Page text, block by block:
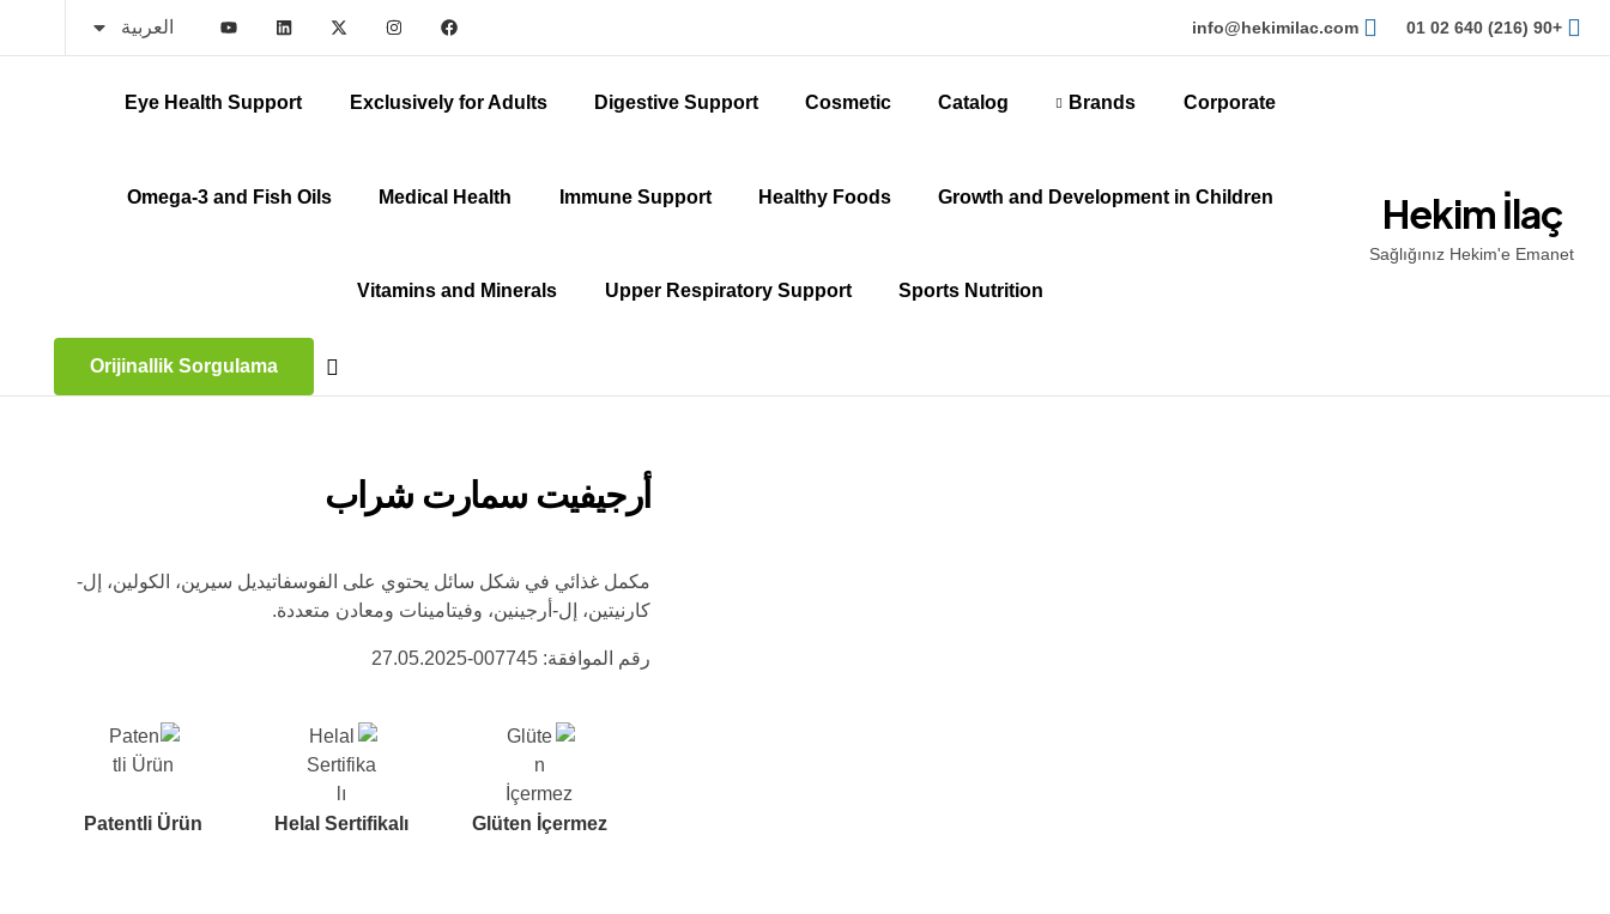
+90 (216) 640 02 01
info@hekimilac.com العربية
Hekim İlaç
Sağlığınız Hekim'e Emanet
Corporate
Brands
Catalog
Cosmetic
Digestive Support
Exclusively for Adults
Eye Health Support
Growth and Development in Children
Healthy Foods
Immune Support
Medical Health
Omega-3 and Fish Oils
Sports Nutrition
Upper Respiratory Support
Vitamins and Minerals
Orijinallik Sorgulama
أرجيفيت سمارت شراب
مكمل غذائي في شكل سائل يحتوي على الفوسفاتيديل سيرين، الكولين، إل-
كارنيتين، إل-أرجينين، وفيتامينات ومعادن متعددة.
رقم الموافقة: 007745-27.05.2025
Glüten İçermez
Helal Sertifikalı
Patentli Ürün